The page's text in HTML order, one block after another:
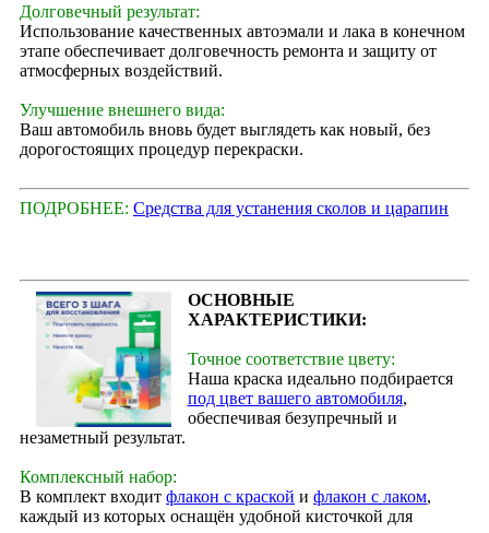
Долговечный результат:
Использование качественных автоэмали и лака в конечном
этапе обеспечивает долговечность ремонта и защиту от
атмосферных воздействий.
Улучшение внешнего вида:
Ваш автомобиль вновь будет выглядеть как новый, без
дорогостоящих процедур перекраски.
ПОДРОБНЕЕ: Средства для устанения сколов и царапин
ОСНОВНЫЕ
ХАРАКТЕРИСТИКИ:
Точное соответствие цвету:
Наша краска идеально подбирается
под цвет вашего автомобиля,
обеспечивая безупречный и
незаметный результат.
Комплексный набор:
В комплект входит флакон с краской и флакон с лаком,
каждый из которых оснащён удобной кисточкой для